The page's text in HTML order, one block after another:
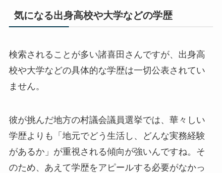
気になる出身高校や大学などの学歴
検索されることが多い諸喜田さんですが、出身高
校や大学などの具体的な学歴は一切公表されてい
ません。
彼が挑んだ地方の村議会議員選挙では、華々しい
学歴よりも「地元でどう生活し、どんな実務経験
があるか」が重視される傾向が強いんですね。そ
のため、あえて学歴をアピールする必要がなかっ